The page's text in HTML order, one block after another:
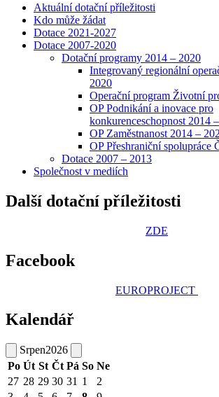
Aktuální dotační příležitosti
Kdo může žádat
Dotace 2021-2027
Dotace 2007-2020
Dotační programy 2014 – 2020
Integrovaný regionální
2020
Operační program Životní
OP Podnikání a inovace pro
konkurenceschopnost 2014
OP Zaměstnanost 2014 –
OP Přeshraniční spolupráce
Dotace 2007 – 2013
Společnost v mediích
Další dotační příležitosti
ZDE
Facebook
EUROPROJECT
Kalendář
Srpen2026
Po Út St Čt Pá So Ne
27 28 29 30 31 1
2